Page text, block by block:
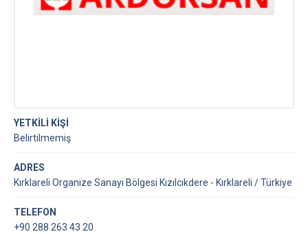
YETKİLİ KİŞİ
Belirtilmemiş
ADRES
Kırklareli Organize Sanayi Bölgesi Kızılcıkdere - Kırklareli / Türkiye
TELEFON
+90 288 263 43 20